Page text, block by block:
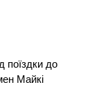
поїздки до
Майкі